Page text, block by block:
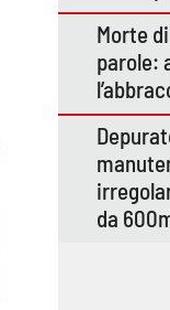
Morte
parole:
da